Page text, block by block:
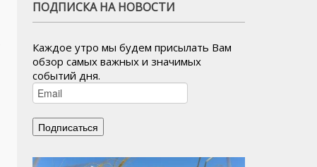
ПОДПИСКА НА НОВОСТИ
Каждое утро мы будем присылать Вам
обзор самых важных и значимых
событий дня.